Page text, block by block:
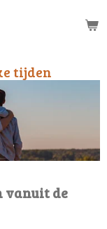
tijden
vanuit de